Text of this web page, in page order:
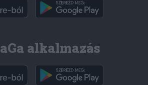
alkalmazás